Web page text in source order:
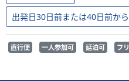
出発日30日前または40日前か
直行便 一人参加可 延泊可 フ